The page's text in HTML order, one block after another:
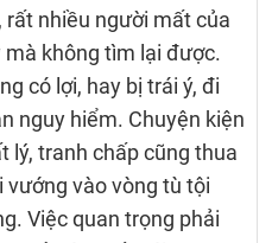
rất nhiều người mất của
mà không tìm lại được.
có lợi, hay bị trái ý, đi
nguy hiểm. Chuyện kiện
lý, tranh chấp cũng thua
vướng vào vòng tù tội
Việc quan trọng phải